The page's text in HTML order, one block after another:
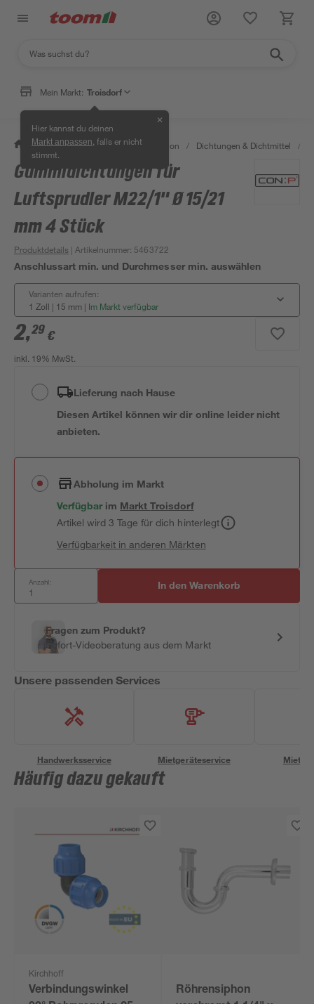
Mein Markt: Troisdorf
Hier kannst du deinen
Markt anpassen , falls er nicht
stimmt.
✕
/ Bad & Sanitär / Sanitärinstallation / Dichtungen & Dichtmittel /
Gummidichtungen für
Luftsprudler M22/1" Ø 15/21
mm 4 Stück
Produktdetails | Artikelnummer: 5463722
Anschlussart min. und Durchmesser min. auswählen
Varianten aufrufen:
1 Zoll | 15 mm | Im Markt verfügbar
2,29 €
inkl. 19% MwSt.
Lieferung nach Hause
Diesen Artikel können wir dir online leider nicht
anbieten.
Abholung im Markt
Verfügbar im MarktTroisdorf
Artikel wird 3 Tage für dich hinterlegt
Verfügbarkeit in anderen Märkten
Anzahl: In den Warenkorb
Fragen zum Produkt?
Sofort-Videoberatung aus dem Markt
Unsere passenden Services
Handwerksservice Mietgeräteservice
Häufig dazu gekauft
Kirchhoff
Verbindungswinkel
Röhrensiphon